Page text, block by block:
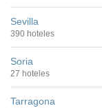
Sevilla
390 hoteles
Soria
27 hoteles
Tarragona